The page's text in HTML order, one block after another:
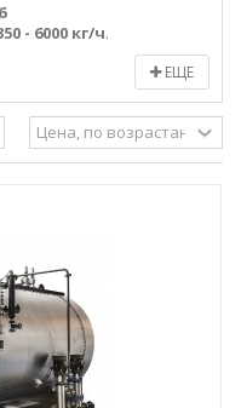
- 6000 кг/ч.
ЕЩЕ